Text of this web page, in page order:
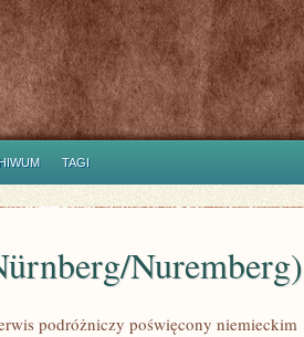
TAGI
Nuremberg)
podróżniczy poświęcony niemieckim